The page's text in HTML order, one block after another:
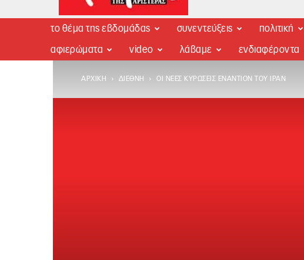
το θέμα της εβδομάδας συνεντεύξεις πολιτική
αφιερώματα video λάβαμε ενδιαφέροντα
ΑΡΧΙΚΉ ΔΙΕΘΝΉ ΟΙ ΝΈΕΣ ΚΥΡΏΣΕΙΣ ΕΝΑΝΤΊΟΝ ΤΟΥ ΙΡΆΝ